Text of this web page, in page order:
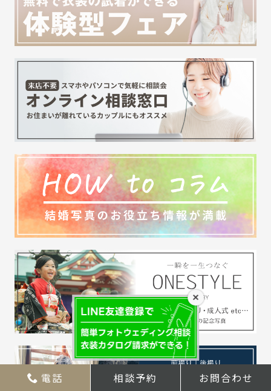
×
電話 相談予約 お問合わせ